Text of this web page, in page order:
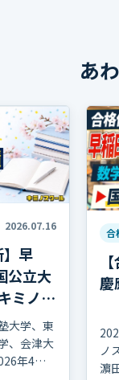
あ
2026.07.16
早
公立大
ミノス
大学、東
、会津大
年4月
合
慶
ノ
濵